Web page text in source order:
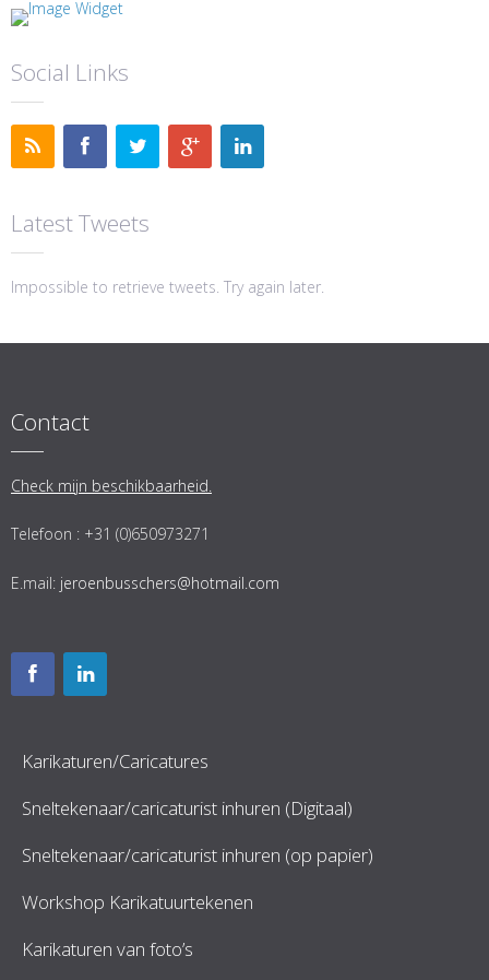
Social Links
Latest Tweets
Impossible to retrieve tweets. Try again later.
Contact
Check mijn beschikbaarheid.
Telefoon : +31 (0)650973271
E.mail: jeroenbusschers@hotmail.com
Karikaturen/Caricatures
Sneltekenaar/caricaturist inhuren (Digitaal)
Sneltekenaar/caricaturist inhuren (op papier)
Workshop Karikatuurtekenen
Karikaturen van foto’s